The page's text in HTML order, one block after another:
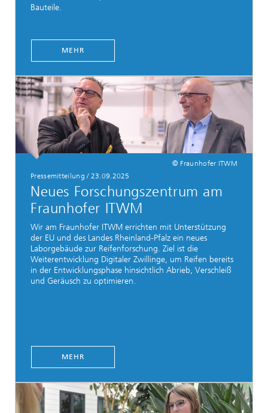
Bauteile.
MEHR
© Fraunhofer ITWM
Pressemitteilung / 23.09.2025
Neues Forschungszentrum am
Fraunhofer ITWM
Wir am Fraunhofer ITWM errichten mit Unterstützung
der EU und des Landes Rheinland-Pfalz ein neues
Laborgebäude zur Reifenforschung. Ziel ist die
Weiterentwicklung Digitaler Zwillinge, um Reifen bereits
in der Entwicklungsphase hinsichtlich Abrieb, Verschleiß
und Geräusch zu optimieren.
MEHR